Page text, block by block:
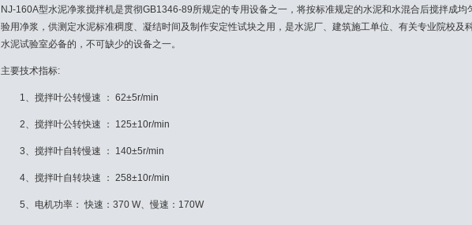
NJ-160A型水泥净浆搅拌机是贯彻GB1346-89所规定的专用设备之一，将按标准规定的水泥和水混合后搅拌成均
验用净浆，供测定水泥标准稠度、凝结时间及制作安定性试块之用，是水泥厂、建筑施工单位、有关专业院校及
水泥试验室必备的，不可缺少的设备之一。
主要技术指标:
1、搅拌叶公转慢速 ： 62±5r/min
2、搅拌叶公转快速 ： 125±10r/min
3、搅拌叶自转慢速 ： 140±5r/min
4、搅拌叶自转块速 ： 258±10r/min
5、电机功率： 快速：370 W、慢速：170W